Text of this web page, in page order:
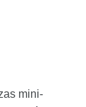
mini-